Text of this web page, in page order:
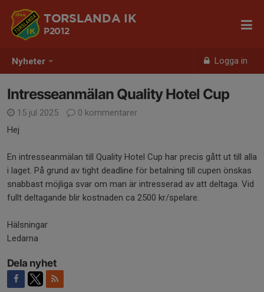
Nyheter Logga in
TORSLANDA IK
P2012
Intresseanmälan Quality Hotel Cup
15 jul 2025
0 kommentarer
Hej
En intresseanmälan till Quality Hotel Cup har precis gått ut till alla
i laget. På grund av tight deadline för betalning till cupen önskas
snabbast möjliga svar om man är intresserad av att deltaga. Vid
fullt deltagande blir kostnaden ca 2500 kr/spelare.
Hälsningar
Ledarna
Dela nyhet